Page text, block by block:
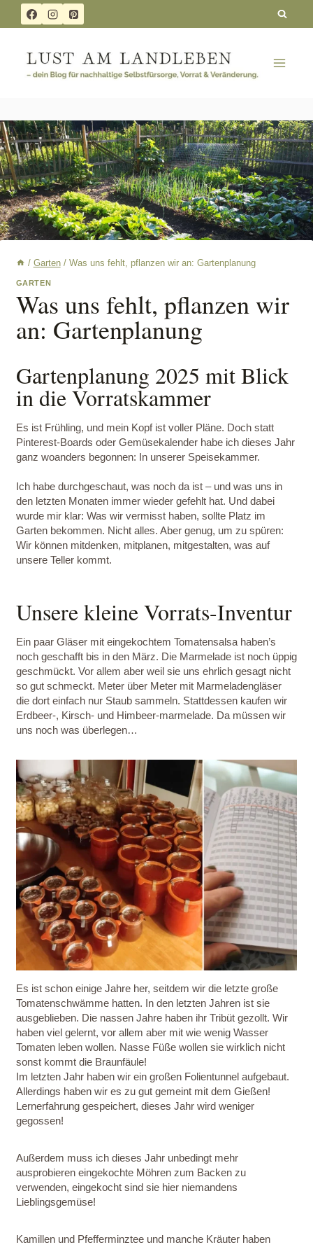
Inhalt
/ Garten / Was uns fehlt, pflanzen wir an: Gartenplanung
GARTEN
Was uns fehlt, pflanzen wir
an: Gartenplanung
Gartenplanung 2025 mit Blick
in die Vorratskammer
Es ist Frühling, und mein Kopf ist voller Pläne. Doch statt
Pinterest-Boards oder Gemüsekalender habe ich dieses Jahr
ganz woanders begonnen: In unserer Speisekammer.
Ich habe durchgeschaut, was noch da ist – und was uns in
den letzten Monaten immer wieder gefehlt hat. Und dabei
wurde mir klar: Was wir vermisst haben, sollte Platz im
Garten bekommen. Nicht alles. Aber genug, um zu spüren:
Wir können mitdenken, mitplanen, mitgestalten, was auf
unsere Teller kommt.
Unsere kleine Vorrats-Inventur
Ein paar Gläser mit eingekochtem Tomatensalsa haben’s
noch geschafft bis in den März. Die Marmelade ist noch üppig
geschmückt. Vor allem aber weil sie uns ehrlich gesagt nicht
so gut schmeckt. Meter über Meter mit Marmeladengläser
die dort einfach nur Staub sammeln. Stattdessen kaufen wir
Erdbeer-, Kirsch- und Himbeer-marmelade. Da müssen wir
uns noch was überlegen…
Es ist schon einige Jahre her, seitdem wir die letzte große
Tomatenschwämme hatten. In den letzten Jahren ist sie
ausgeblieben. Die nassen Jahre haben ihr Tribüt gezollt. Wir
haben viel gelernt, vor allem aber mit wie wenig Wasser
Tomaten leben wollen. Nasse Füße wollen sie wirklich nicht
sonst kommt die Braunfäule!
Im letzten Jahr haben wir ein großen Folientunnel aufgebaut.
Allerdings haben wir es zu gut gemeint mit dem Gießen!
Lernerfahrung gespeichert, dieses Jahr wird weniger
gegossen!
Außerdem muss ich dieses Jahr unbedingt mehr
ausprobieren eingekochte Möhren zum Backen zu
verwenden, eingekocht sind sie hier niemandens
Lieblingsgemüse!
Kamillen und Pfefferminztee und manche Kräuter haben